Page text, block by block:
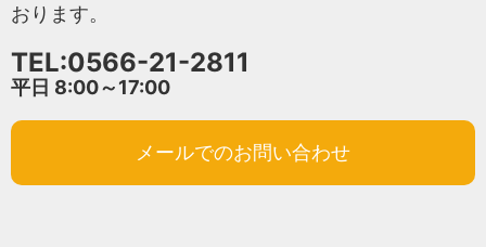
おります。
TEL:0566-21-2811
平日 8:00～17:00
メールでのお問い合わせ